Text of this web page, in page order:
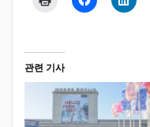
관련 기사